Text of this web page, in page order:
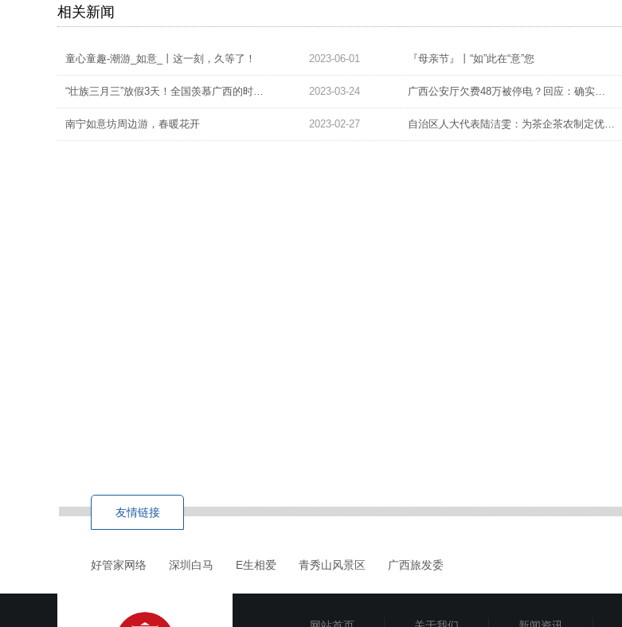
相关新闻
童心童趣-潮游_如意_丨这一刻，久等了！ 2023-06-01 『母亲节』丨“如”此在“意”您
“壮族三月三”放假3天！全国羡慕广西的时候又到了 2023-03-24 广西公安厅欠费48万被停电？回应：确实欠费，还没掐电
南宁如意坊周边游，春暖花开 2023-02-27 自治区人大代表陆洁雯：为茶企茶农制定优惠政策 做大做强六堡茶产业 #新时代代表说
友情链接
好管家网络 深圳白马 E生相爱 青秀山风景区 广西旅发委